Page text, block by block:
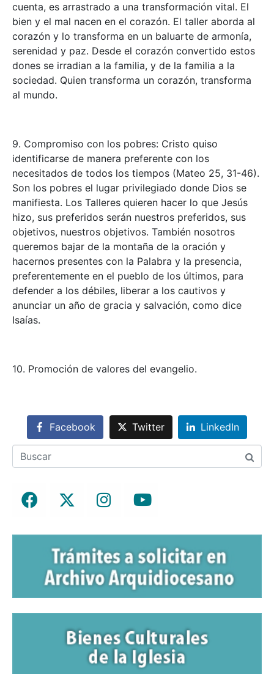
cuenta, es arrastrado a una transformación vital. El
bien y el mal nacen en el corazón. El taller aborda al
corazón y lo transforma en un baluarte de armonía,
serenidad y paz. Desde el corazón convertido estos
dones se irradian a la familia, y de la familia a la
sociedad. Quien transforma un corazón, transforma
al mundo.
9. Compromiso con los pobres: Cristo quiso
identificarse de manera preferente con los
necesitados de todos los tiempos (Mateo 25, 31-46).
Son los pobres el lugar privilegiado donde Dios se
manifiesta. Los Talleres quieren hacer lo que Jesús
hizo, sus preferidos serán nuestros preferidos, sus
objetivos, nuestros objetivos. También nosotros
queremos bajar de la montaña de la oración y
hacernos presentes con la Palabra y la presencia,
preferentemente en el pueblo de los últimos, para
defender a los débiles, liberar a los cautivos y
anunciar un año de gracia y salvación, como dice
Isaías.
10. Promoción de valores del evangelio.
Facebook Twitter LinkedIn